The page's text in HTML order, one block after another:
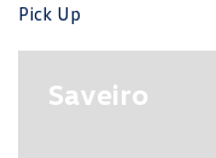
Pick Up
Saveiro